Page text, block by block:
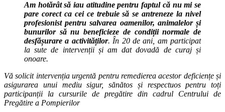
Am hotărât să iau atitudine pentru faptul că nu mi se
pare corect ca cei ce trebuie să se antreneze la nivel
profesionist pentru salvarea oamenilor, animalelor și
bunurilor să nu beneficieze de condiții normale de
desfășurare a activităților. În 20 de ani, am participat
la sute de intervenții și am dat dovadă de curaj și
onoare.
Vă solicit intervenția urgentă pentru remedierea acestor deficiențe și
asigurarea unui mediu sigur, sănătos și respectuos pentru toți
participanții la cursurile de pregătire din cadrul Centrului de
Pregătire a Pompierilor